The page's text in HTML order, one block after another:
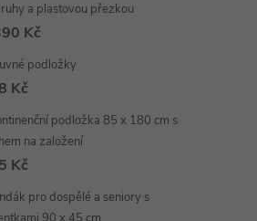
a plastovou přezkou
Kč
podložky
Kč
podložka 85 x 180 cm s
na založení
Kč
pro dospělé a seniory s